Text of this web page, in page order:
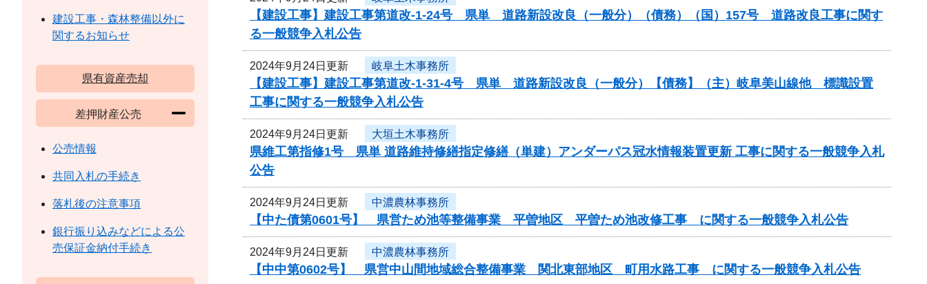
【建設工事】建設工事第道改-1-24号 県単 道路新設改良（一般分）（債務）（国）157号 道路改良工事に関す
る一般競争入札公告
2024年9月24日更新 岐阜土木事務所
【建設工事】建設工事第道改-1-31-4号 県単 道路新設改良（一般分）【債務】（主）岐阜美山線他 標識設置
工事に関する一般競争入札公告
2024年9月24日更新 大垣土木事務所
県維工第指修1号 県単 道路維持修繕指定修繕（単建）アンダーパス冠水情報装置更新 工事に関する一般競争入札
公告
2024年9月24日更新 中濃農林事務所
【中た債第0601号】 県営ため池等整備事業 平曽地区 平曽ため池改修工事 に関する一般競争入札公告
2024年9月24日更新 中濃農林事務所
【中中第0602号】 県営中山間地域総合整備事業 関北東部地区 町用水路工事 に関する一般競争入札公告
建設工事・森林整備以外に
関するお知らせ
県有資産売却
差押財産公売
公売情報
共同入札の手続き
落札後の注意事項
銀行振り込みなどによる公
売保証金納付手続き